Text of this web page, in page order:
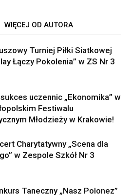
WIĘCEJ OD AUTORA
Turniej Piłki Siatkowej
Łączy Pokolenia” w ZS Nr 3
uczennic „Ekonomika” w
Festiwalu
Młodzieży w Krakowie!
Charytatywny „Scena dla
w Zespole Szkół Nr 3
Taneczny „Nasz Polonez”